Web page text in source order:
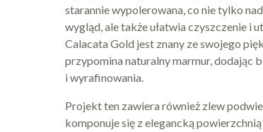
starannie wypolerowana, co nie tylko
wygląd, ale także ułatwia czyszczenie i
Calacata Gold jest znany ze swojego
przypomina naturalny marmur, dodając
i wyrafinowania.
Projekt ten zawiera również zlew
komponuje się z elegancką